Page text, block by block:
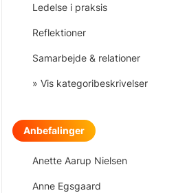
Ledelse i praksis
Reflektioner
Samarbejde & relationer
» Vis kategoribeskrivelser
Anbefalinger
Anette Aarup Nielsen
Anne Egsgaard